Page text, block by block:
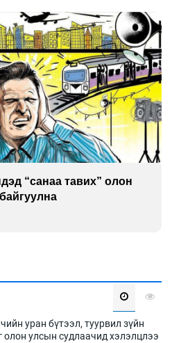
“санаа тавих” олон
уран бүтээл, туурвил зүйн
олон улсын судлаачид хэлэлцлээ